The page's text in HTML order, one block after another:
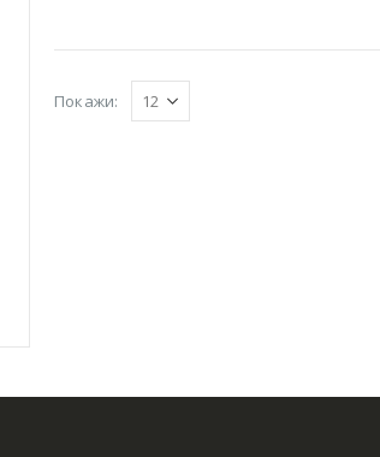
Покажи: